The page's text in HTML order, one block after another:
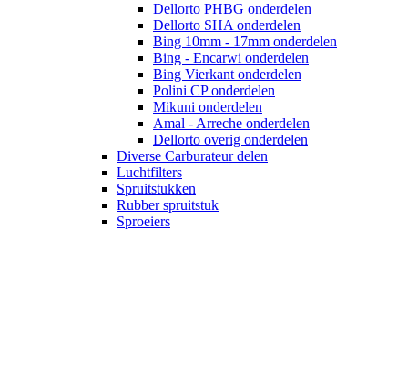
Dellorto PHBG onderdelen
Dellorto SHA onderdelen
Bing 10mm - 17mm onderdelen
Bing - Encarwi onderdelen
Bing Vierkant onderdelen
Polini CP onderdelen
Mikuni onderdelen
Amal - Arreche onderdelen
Dellorto overig onderdelen
Diverse Carburateur delen
Luchtfilters
Spruitstukken
Rubber spruitstuk
Sproeiers